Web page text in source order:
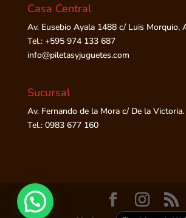
Casa Central
Av. Eusebio Ayala 1488 c/ Luis Morquio,
Tel.: +595 974 133 687
info@piletasyjuguetes.com
Sucursal
Av. Fernando de la Mora c/ De la
Tel.: 0983 677 160